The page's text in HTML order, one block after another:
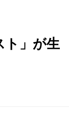
ト」が生